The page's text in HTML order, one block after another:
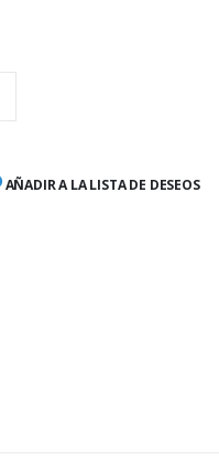
AÑADIR A LA LISTA DE DESEOS